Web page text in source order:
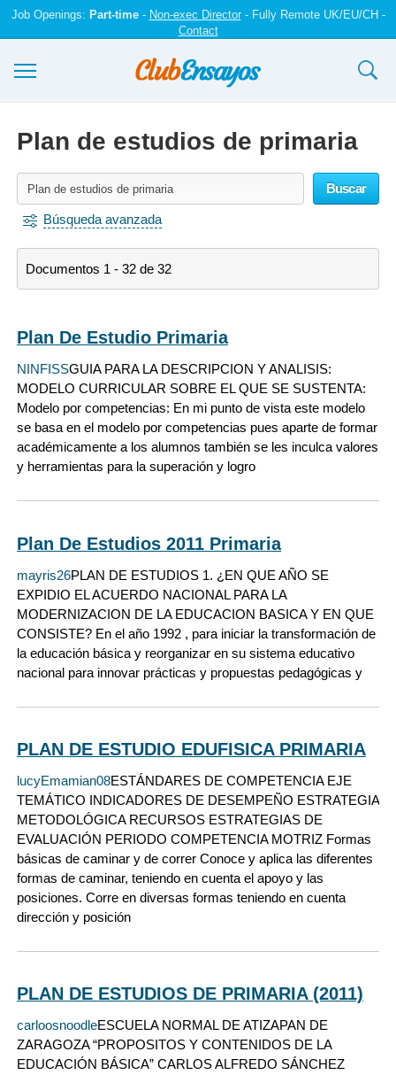
Job Openings: Part-time- Non-exec Director- Fully Remote UK/EU/CH -
Contact
Iniciar sesión
Plan de estudios de primaria
Buscar
Búsqueda avanzada
Documentos 1 - 32 de 32
Plan De Estudio Primaria
NINFISSGUIA PARA LA DESCRIPCION Y ANALISIS:
MODELO CURRICULAR SOBRE EL QUE SE SUSTENTA:
Modelo por competencias: En mi punto de vista este modelo
se basa en el modelo por competencias pues aparte de formar
académicamente a los alumnos también se les inculca valores
y herramientas para la superación y logro
Plan De Estudios 2011 Primaria
mayris26PLAN DE ESTUDIOS 1. ¿EN QUE AÑO SE
EXPIDIO EL ACUERDO NACIONAL PARA LA
MODERNIZACION DE LA EDUCACION BASICA Y EN QUE
CONSISTE? En el año 1992 , para iniciar la transformación de
la educación básica y reorganizar en su sistema educativo
nacional para innovar prácticas y propuestas pedagógicas y
PLAN DE ESTUDIO EDUFISICA PRIMARIA
lucyEmamian08ESTÁNDARES DE COMPETENCIA EJE
TEMÁTICO INDICADORES DE DESEMPEÑO ESTRATEGIA
METODOLÓGICA RECURSOS ESTRATEGIAS DE
EVALUACIÓN PERIODO COMPETENCIA MOTRIZ Formas
básicas de caminar y de correr Conoce y aplica las diferentes
formas de caminar, teniendo en cuenta el apoyo y las
posiciones. Corre en diversas formas teniendo en cuenta
dirección y posición
PLAN DE ESTUDIOS DE PRIMARIA (2011)
carloosnoodleESCUELA NORMAL DE ATIZAPAN DE
ZARAGOZA “PROPOSITOS Y CONTENIDOS DE LA
EDUCACIÓN BÁSICA” CARLOS ALFREDO SÁNCHEZ